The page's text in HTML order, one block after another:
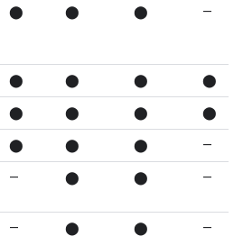
⬤ ⬤ ⬤ —
⬤ ⬤ ⬤ ⬤
⬤ ⬤ ⬤ ⬤
⬤ ⬤ ⬤ —
— ⬤ ⬤ —
— ⬤ ⬤ —